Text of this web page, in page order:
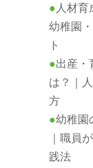
人材育
幼稚園
ト
出産・
は？｜
方
幼稚園
｜職員
践法